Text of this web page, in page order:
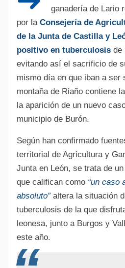
ganadería de Lario
por la Consejería de
de la Junta de Castilla y
positivo en tuberculosisde
evitando así el sacrificio de
mismo día en que iban a ser
montaña de Riaño contiene
la aparición de un nuevo
municipio de Burón.
Según han confirmado
territorial de Agricultura y
Junta en León, se trata de
que califican como “un caso
absoluto”altera la situación
tuberculosis de la que
leonesa, junto a Burgos y
este año.